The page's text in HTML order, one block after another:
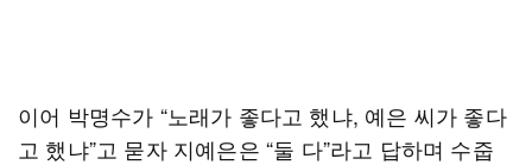
이어 박명수가 “노래가 좋다고 했냐, 예은 씨가 좋다
고 했냐”고 묻자 지예은은 “둘 다”라고 답하며 수줍